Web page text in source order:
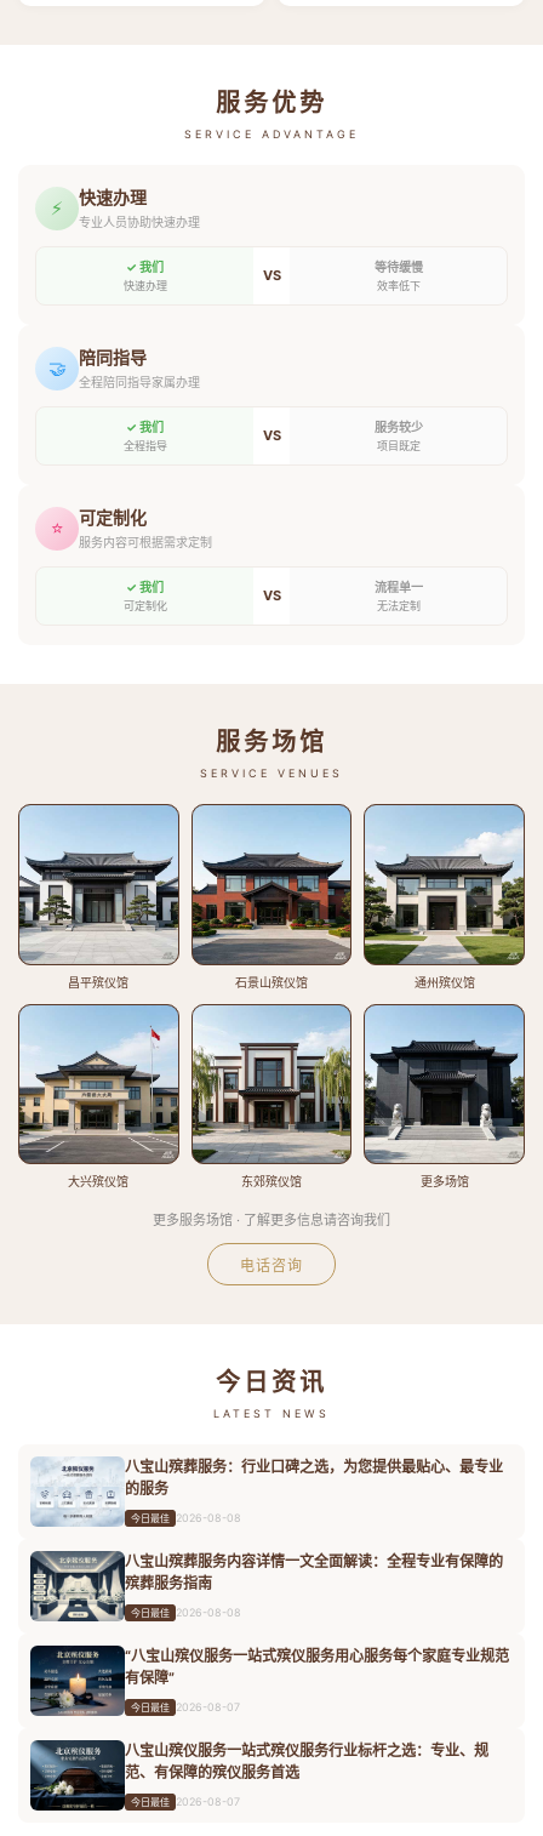
服务优势
SERVICE ADVANTAGE
⚡ 快速办理
专业人员协助快速办理
✓ 我们
快速办理
VS 等待缓慢
效率低下
🤝 陪同指导
全程陪同指导家属办理
✓ 我们
全程指导
VS 服务较少
项目既定
⭐ 可定制化
服务内容可根据需求定制
✓ 我们
可定制化
VS 流程单一
无法定制
服务场馆
SERVICE VENUES
昌平殡仪馆 石景山殡仪馆 通州殡仪馆
大兴殡仪馆 东郊殡仪馆 更多场馆
更多服务场馆 · 了解更多信息请咨询我们
电话咨询
今日资讯
LATEST NEWS
八宝山殡葬服务：行业口碑之选，为您提供最贴心、最专业
的服务
今日最佳 2026-08-08
八宝山殡葬服务内容详情一文全面解读：全程专业有保障的
殡葬服务指南
今日最佳 2026-08-08
“八宝山殡仪服务一站式殡仪服务用心服务每个家庭专业规范
有保障”
今日最佳 2026-08-07
八宝山殡仪服务一站式殡仪服务行业标杆之选：专业、规
范、有保障的殡仪服务首选
今日最佳 2026-08-07